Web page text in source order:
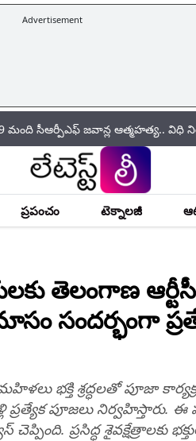
Advertisement
జ‌వాన్ల ఆత్మ‌హ‌త్య.. విధి నిర్వహణలో
ప్రపంచం టెక్నాలజీ
తెలంగాణ
సంద‌ర్భంగా
భక్తి శ్రద్ధలతో పూజా
ప్రత్యేక పూజలు నిర్వహిస్తారు. ఈ
ప్రసిద్ధ శైవక్షేత్రాలకు